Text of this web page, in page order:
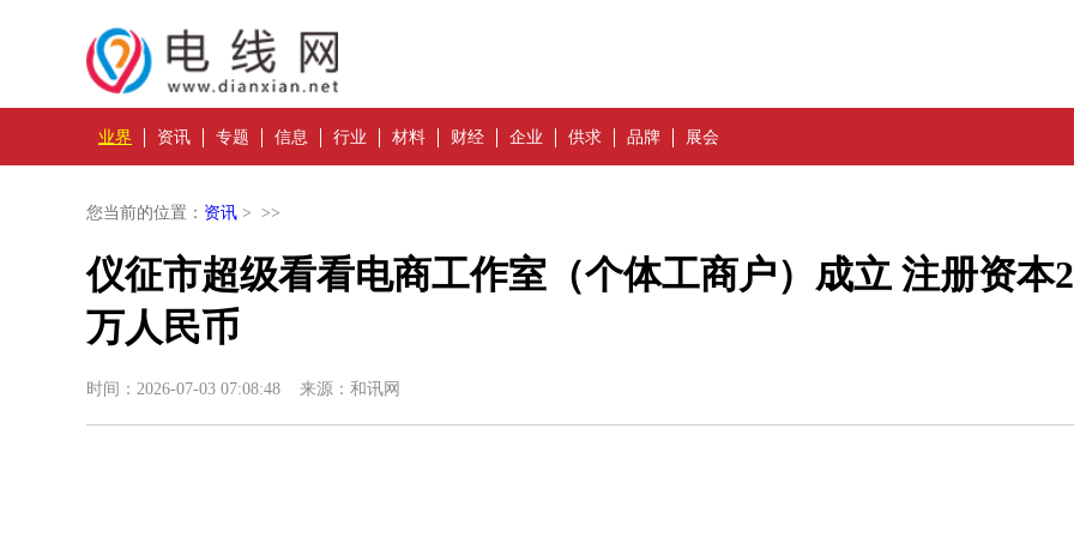
业界 资讯 专题 信息 行业 材料 财经 企业 供求 品牌 展会
您当前的位置： 资讯 > >>
仪征市超级看看电商工作室（个体工商户）成立 注册资本2
万人民币
时间：2026-07-03 07:08:48 来源：和讯网